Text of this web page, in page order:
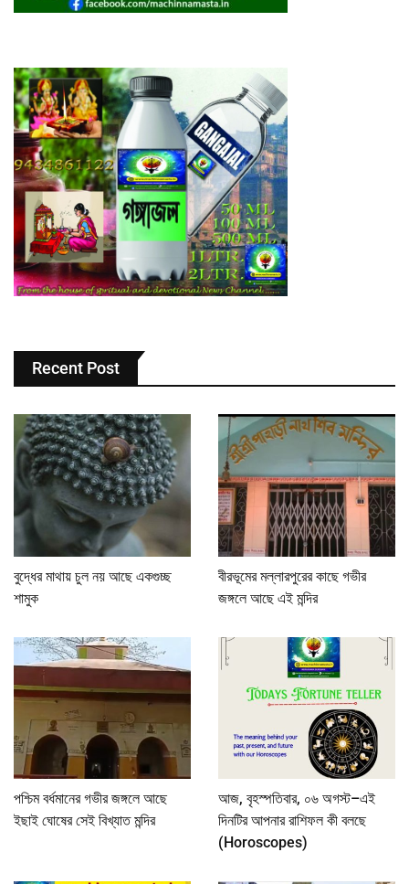
Recent Post
বুদ্ধের মাথায় চুল নয় আছে একগুচ্ছ
শামুক
বীরভূমের মল্লারপুরের কাছে গভীর
জঙ্গলে আছে এই মন্দির
পশ্চিম বর্ধমানের গভীর জঙ্গলে আছে
ইছাই ঘোষের সেই বিখ্যাত মন্দির
আজ, বৃহস্পতিবার, ০৬ অগস্ট–এই
দিনটির আপনার রাশিফল কী বলছে
(Horoscopes)